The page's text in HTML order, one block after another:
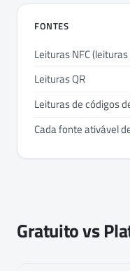
FONTES
Leituras NFC (leituras
Leituras QR
Leituras de códigos
Cada fonte ativável
Gratuito vs